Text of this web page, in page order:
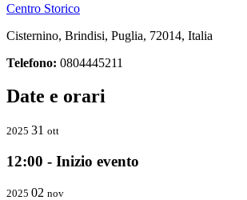
Centro Storico
Cisternino, Brindisi, Puglia, 72014, Italia
Telefono: 0804445211
Date e orari
2025 31 ott
12:00 - Inizio evento
2025 02 nov